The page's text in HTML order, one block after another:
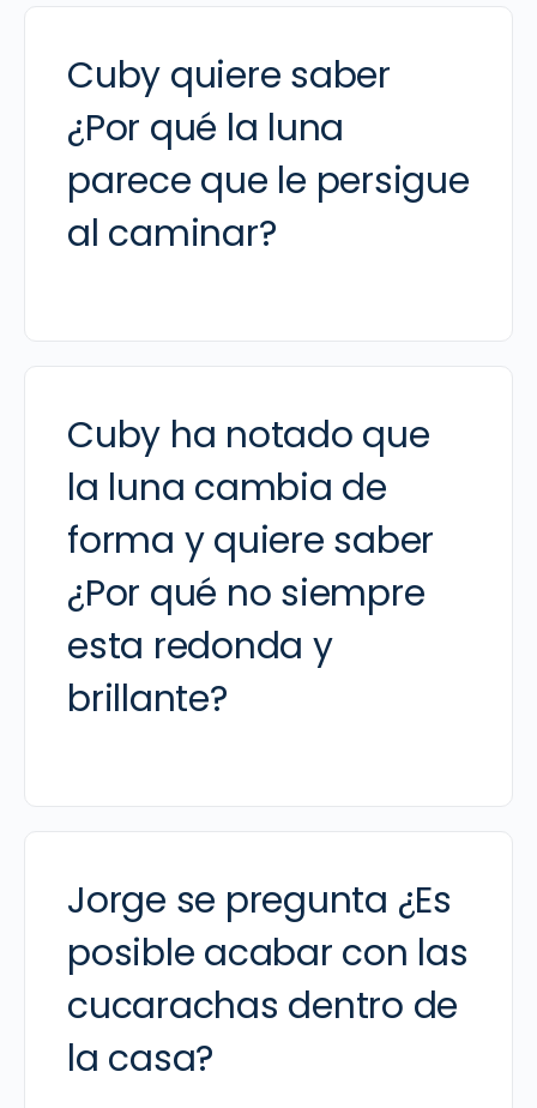
Cuby quiere saber
¿Por qué la luna
parece que le persigue
al caminar?
Cuby ha notado que
la luna cambia de
forma y quiere saber
¿Por qué no siempre
esta redonda y
brillante?
Jorge se pregunta ¿Es
posible acabar con las
cucarachas dentro de
la casa?